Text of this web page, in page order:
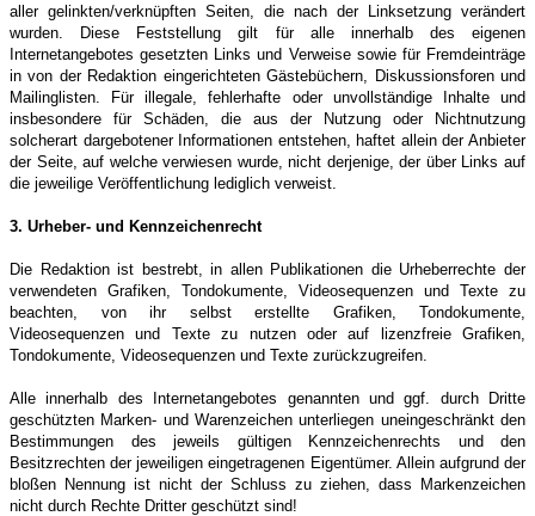
aller gelinkten/verknüpften Seiten, die nach der Linksetzung verändert
wurden. Diese Feststellung gilt für alle innerhalb des eigenen
Internetangebotes gesetzten Links und Verweise sowie für Fremdeinträge
in von der Redaktion eingerichteten Gästebüchern, Diskussionsforen und
Mailinglisten. Für illegale, fehlerhafte oder unvollständige Inhalte und
insbesondere für Schäden, die aus der Nutzung oder Nichtnutzung
solcherart dargebotener Informationen entstehen, haftet allein der Anbieter
der Seite, auf welche verwiesen wurde, nicht derjenige, der über Links auf
die jeweilige Veröffentlichung lediglich verweist.
3. Urheber- und Kennzeichenrecht
Die Redaktion ist bestrebt, in allen Publikationen die Urheberrechte der
verwendeten Grafiken, Tondokumente, Videosequenzen und Texte zu
beachten, von ihr selbst erstellte Grafiken, Tondokumente,
Videosequenzen und Texte zu nutzen oder auf lizenzfreie Grafiken,
Tondokumente, Videosequenzen und Texte zurückzugreifen.
Alle innerhalb des Internetangebotes genannten und ggf. durch Dritte
geschützten Marken- und Warenzeichen unterliegen uneingeschränkt den
Bestimmungen des jeweils gültigen Kennzeichenrechts und den
Besitzrechten der jeweiligen eingetragenen Eigentümer. Allein aufgrund der
bloßen Nennung ist nicht der Schluss zu ziehen, dass Markenzeichen
nicht durch Rechte Dritter geschützt sind!